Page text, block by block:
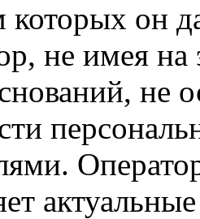
он
не имея
не